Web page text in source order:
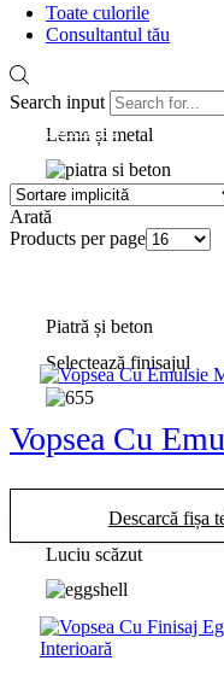
Lemn și metal
Piatră și beton
Selectează finisajul
Luciu scăzut
Toate culorile
Consultantul tău
Search input
Solicită Oferta
Arată
Products per page
Vopsea Cu
Descarcă fișa